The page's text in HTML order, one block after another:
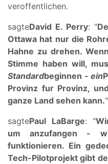
veroffentlichen.
sagteDavid E. Perry: "
Ottawa hat nur die
Hahne zu drehen.
Stimme haben will,
Standardbeginnen - ein
Provinz fur Provinz,
ganze Land sehen kann."
sagtePaul LaBarge: "
um anzufangen -
funktionieren. Ein
Tech-Pilotprojekt gibt